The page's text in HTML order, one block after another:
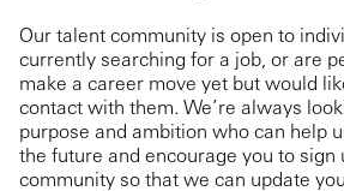
Our talent community is open to
currently searching for a job, or are
make a career move yet but would
contact with them. We’re always
purpose and ambition who can help
the future and encourage you to sign
community so that we can update